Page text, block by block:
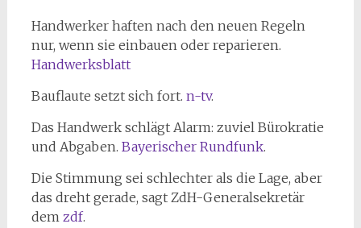
Handwerker haften nach den neuen Regeln
nur, wenn sie einbauen oder reparieren.
Handwerksblatt
Bauflaute setzt sich fort. n-tv.
Das Handwerk schlägt Alarm: zuviel Bürokratie
und Abgaben. Bayerischer Rundfunk.
Die Stimmung sei schlechter als die Lage, aber
das dreht gerade, sagt ZdH-Generalsekretär
dem zdf.